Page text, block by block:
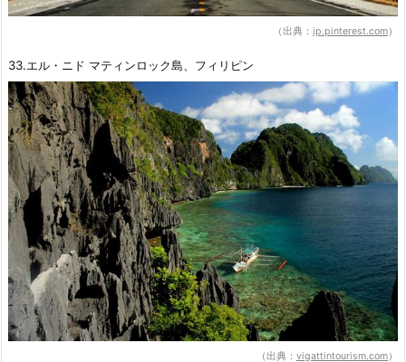
（出典： jp.pinterest.com）
33.エル・ニド マティンロック島、フィリピン
（出典： vigattintourism.com）